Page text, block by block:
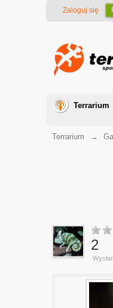
Zaloguj się
Terrarium
Terrarium
→
2